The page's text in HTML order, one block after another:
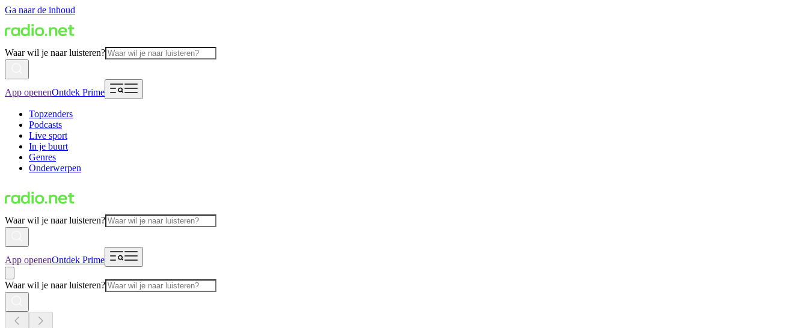
Ga naar de inhoud
Waar wil je naar luisteren?
App openenOntdek Prime
Topzenders
Podcasts
Live sport
In je buurt
Genres
Onderwerpen
Waar wil je naar luisteren?
App openenOntdek Prime
Waar wil je naar luisteren?